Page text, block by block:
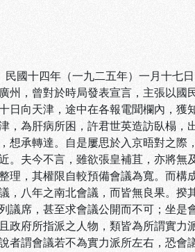
國十四年（一九二五年）一月十七日
州，曾對於時局發表宣言，主張以
日向天津，途中在各報電聞欄內，
，為肝病所困，許君世英造訪臥榻
想承轉達。自是屢思於入京晤對之
。夫今不言，雖欲張皇補苴，亦將
，其權限自較預備會議為寬。而構
，八年之南北會議，而皆無良果。
議席，甚至求會議公開而不可；坐
政府所指派之人物，類皆為所謂實
者謂會議若不為實力派所左右，恐